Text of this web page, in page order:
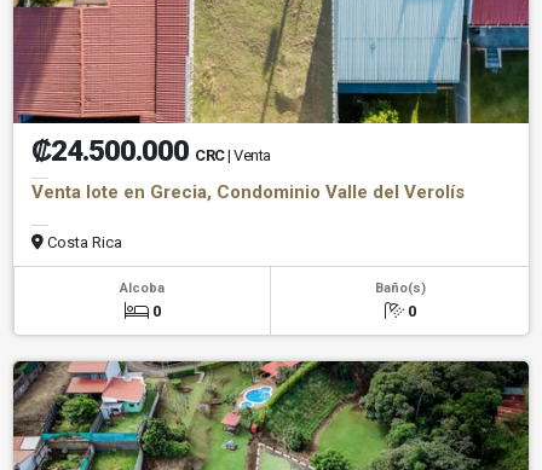
₡24.500.000 CRC| Venta
Venta lote en Grecia, Condominio Valle del Verolís
Costa Rica
Alcoba
0
Baño(s)
0